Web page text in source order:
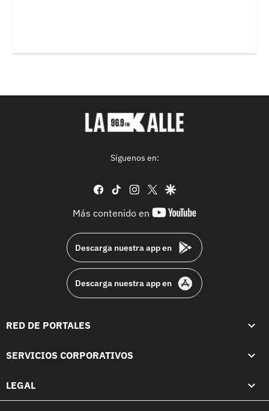
Síguenos en:
facebook
tiktok instagram
twittergoogle
Más contenido en
youtube-
Descarga nuestra app en
Descarga nuestra app en
RED DE PORTALES
SERVICIOS CORPORATIVOS
LEGAL